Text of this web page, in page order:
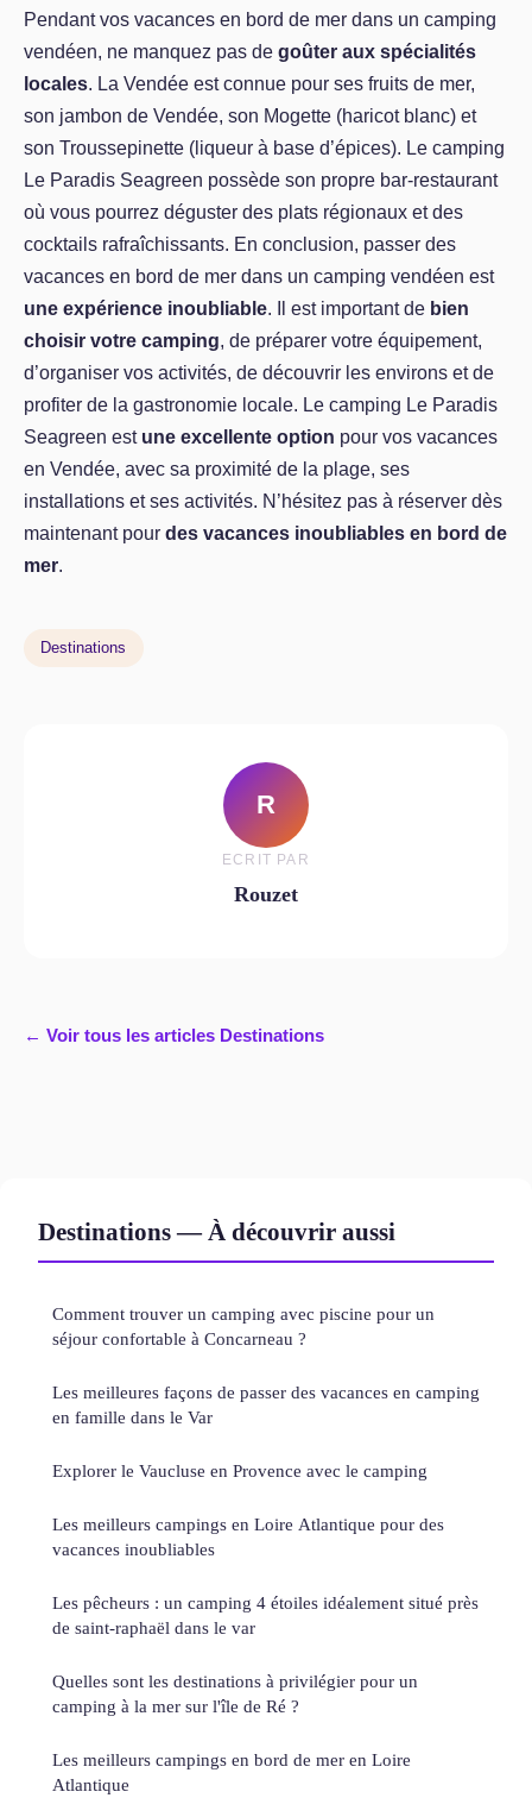
Pendant vos vacances en bord de mer dans un camping
vendéen, ne manquez pas de goûter aux spécialités
locales. La Vendée est connue pour ses fruits de mer,
son jambon de Vendée, son Mogette (haricot blanc) et
son Troussepinette (liqueur à base d’épices). Le camping
Le Paradis Seagreen possède son propre bar-restaurant
où vous pourrez déguster des plats régionaux et des
cocktails rafraîchissants. En conclusion, passer des
vacances en bord de mer dans un camping vendéen est
une expérience inoubliable. Il est important de bien
choisir votre camping, de préparer votre équipement,
d’organiser vos activités, de découvrir les environs et de
profiter de la gastronomie locale. Le camping Le Paradis
Seagreen est une excellente option pour vos vacances
en Vendée, avec sa proximité de la plage, ses
installations et ses activités. N’hésitez pas à réserver dès
maintenant pour des vacances inoubliables en bord de
mer.
Destinations
R
ECRIT PAR
Rouzet
← Voir tous les articles Destinations
Destinations — À découvrir aussi
Comment trouver un camping avec piscine pour un
séjour confortable à Concarneau ?
Les meilleures façons de passer des vacances en camping
en famille dans le Var
Explorer le Vaucluse en Provence avec le camping
Les meilleurs campings en Loire Atlantique pour des
vacances inoubliables
Les pêcheurs : un camping 4 étoiles idéalement situé près
de saint-raphaël dans le var
Quelles sont les destinations à privilégier pour un
camping à la mer sur l'île de Ré ?
Les meilleurs campings en bord de mer en Loire
Atlantique